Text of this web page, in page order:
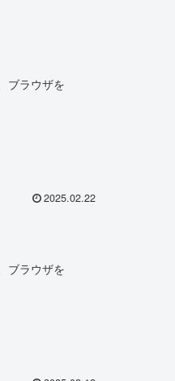
ブラウザを
2025.02.22
ブラウザを